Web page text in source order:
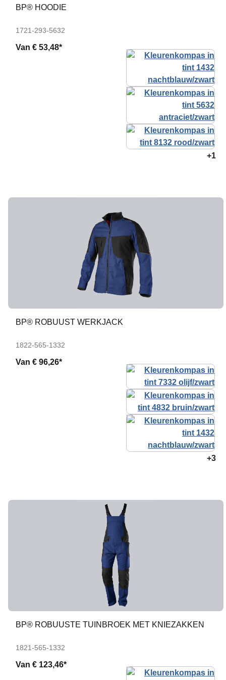
BP® HOODIE
1721-293-5632
Van € 53,48*
+1
BP® ROBUUST WERKJACK
1822-565-1332
Van € 96,26*
+3
BP® ROBUUSTE TUINBROEK MET KNIEZAKKEN
1821-565-1332
Van € 123,46*